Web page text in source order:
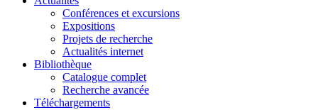
Conférences et excursions
Expositions
Projets de recherche
Actualités internet
Bibliothèque
Catalogue complet
Recherche avancée
Téléchargements